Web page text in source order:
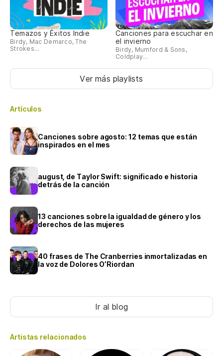
Temazos y Éxitos Indie
Birdy, Mac Demarco, The
Strokes...
Canciones para escuchar en
el invierno
Birdy, Mumford & Sons,
Coldplay...
Ver más playlists
Artículos
Canciones sobre agosto: 12 temas que están
inspirados en el mes
august, de Taylor Swift: significado e historia
detrás de la canción
13 canciones sobre la igualdad de género y los
derechos de las mujeres
40 frases de The Cranberries inmortalizadas en
la voz de Dolores O’Riordan
Ir al blog
Artistas relacionados